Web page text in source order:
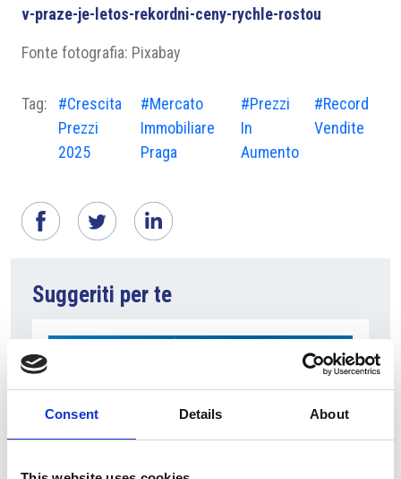
Consent Details About
v-praze-je-letos-rekordni-ceny-rychle-rostou
Fonte fotografia: Pixabay
Tag:
#Crescita
Prezzi
2025
#Mercato
Immobiliare
Praga
#Prezzi
In
Aumento
#Record
Vendite
Suggeriti per te